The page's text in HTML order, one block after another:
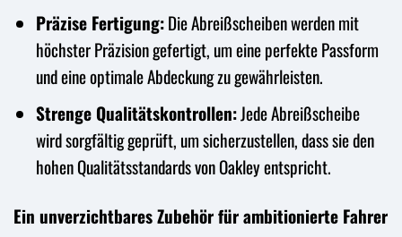
Präzise Fertigung:Die Abreißscheiben werden mit
höchster Präzision gefertigt, um eine perfekte Passform
und eine optimale Abdeckung zu gewährleisten.
Strenge Qualitätskontrollen:Jede Abreißscheibe
wird sorgfältig geprüft, um sicherzustellen, dass sie den
hohen Qualitätsstandards von Oakley entspricht.
Ein unverzichtbares Zubehör für ambitionierte Fahrer